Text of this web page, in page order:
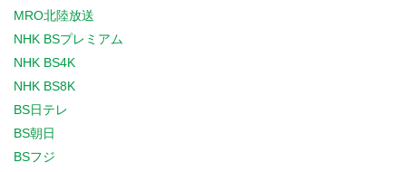
MRO北陸放送
NHK BSプレミアム
NHK BS4K
NHK BS8K
BS日テレ
BS朝日
BSフジ